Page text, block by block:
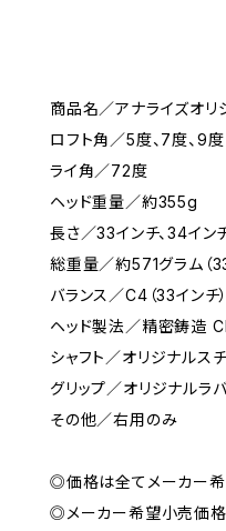
商品名／アナライズオリ
ロフト角／5度、7度、9度
ライ角／72度
ヘッド重量／約355g
長さ／33インチ、34イン
総重量／約571グラム（
バランス／C4（33インチ）
ヘッド製法／精密鋳造
シャフト／オリジナルス
グリップ／オリジナル
その他／右用のみ
◎価格は全てメーカー希
◎メーカー希望小売価